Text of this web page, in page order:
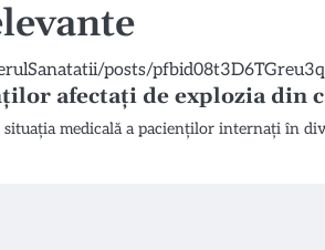
afectați de explozia din
medicală a pacienților internați în